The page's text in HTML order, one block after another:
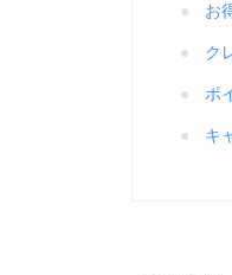
お
ク
ポ
キ